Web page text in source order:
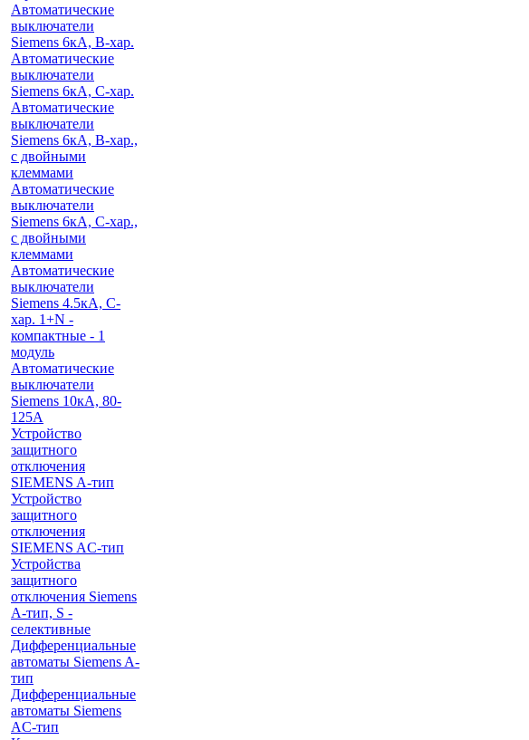
Автоматические
выключатели
Siemens 6кА, B-хар.
Автоматические
выключатели
Siemens 6кА, С-хар.
Автоматические
выключатели
Siemens 6кА, B-хар.,
с двойными
клеммами
Автоматические
выключатели
Siemens 6кА, C-хар.,
с двойными
клеммами
Автоматические
выключатели
Siemens 4.5кА, C-
хар. 1+N -
компактные - 1
модуль
Автоматические
выключатели
Siemens 10кА, 80-
125A
Устройство
защитного
отключения
SIEMENS A-тип
Устройство
защитного
отключения
SIEMENS AС-тип
Устройства
защитного
отключения Siemens
A-тип, S -
селективные
Дифференциальные
автоматы Siemens A-
тип
Дифференциальные
автоматы Siemens
AС-тип